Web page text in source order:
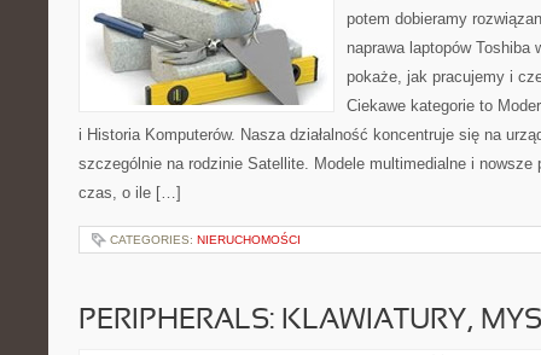
potem dobieramy
naprawa laptopów Toshiba
pokaże, jak pracujemy i
Ciekawe kategorie to
i Historia Komputerów. Nasza działalność koncentruje się na
szczególnie na rodzinie Satellite. Modele multimedialne i nowsze
czas, o ile […]
CATEGORIES: NIERUCHOMOŚCI
PERIPHERALS: KLAWIATURY,